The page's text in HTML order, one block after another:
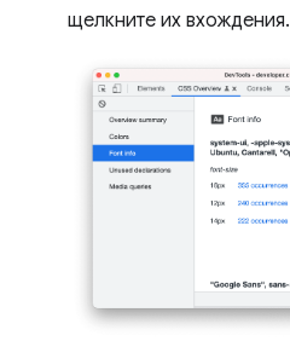
щелкните их вхождения.